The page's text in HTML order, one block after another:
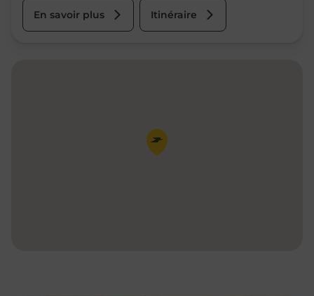
En savoir plus Itinéraire
Pin de la carte